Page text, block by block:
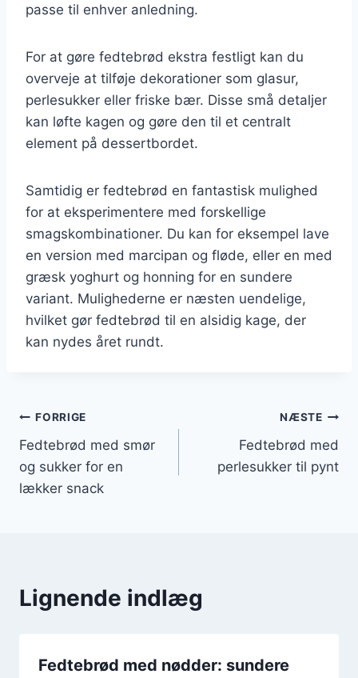
passe til enhver anledning.
For at gøre fedtebrød ekstra festligt kan du
overveje at tilføje dekorationer som glasur,
perlesukker eller friske bær. Disse små detaljer
kan løfte kagen og gøre den til et centralt
element på dessertbordet.
Samtidig er fedtebrød en fantastisk mulighed
for at eksperimentere med forskellige
smagskombinationer. Du kan for eksempel lave
en version med marcipan og fløde, eller en med
græsk yoghurt og honning for en sundere
variant. Mulighederne er næsten uendelige,
hvilket gør fedtebrød til en alsidig kage, der
kan nydes året rundt.
Indlægsnavigation
FORRIGE
Fedtebrød med smør
og sukker for en
lækker snack
NÆSTE
Fedtebrød med
perlesukker til pynt
Lignende indlæg
Fedtebrød med nødder: sundere